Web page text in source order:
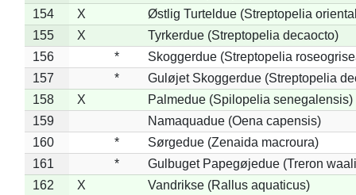
154
X
Østlig Turteldue (Streptopelia
155
X
Tyrkerdue (Streptopelia decaocto)
156
*
Skoggerdue (Streptopelia
157
*
Guløjet Skoggerdue (Streptopelia
158
X
Palmedue (Spilopelia senegalensis)
159
Namaquadue (Oena capensis)
160
*
Sørgedue (Zenaida macroura)
161
*
Gulbuget Papegøjedue (Treron
162
X
Vandrikse (Rallus aquaticus)